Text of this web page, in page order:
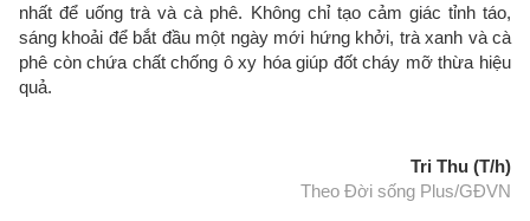
nhất để uống trà và cà phê. Không chỉ tạo cảm giác tỉnh táo,
sáng khoải để bắt đầu một ngày mới hứng khởi, trà xanh và cà
phê còn chứa chất chống ô xy hóa giúp đốt cháy mỡ thừa hiệu
quả.
Tri Thu (T/h)
Theo Đời sống Plus/GĐVN